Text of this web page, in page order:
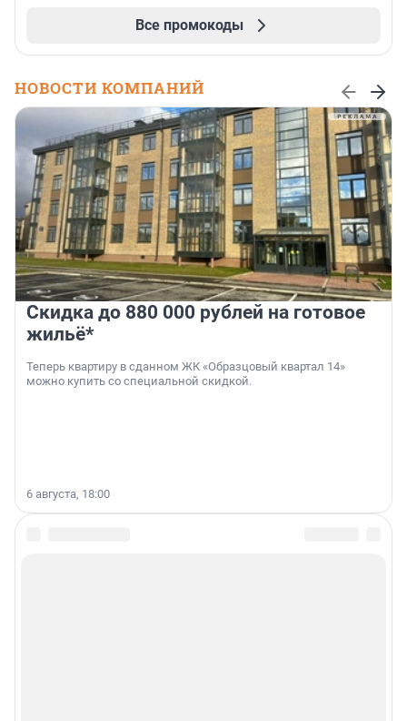
Все промокоды
НОВОСТИ КОМПАНИЙ
Скидка до 880 000 рублей на готовое
жильё*
Теперь квартиру в сданном ЖК «Образцовый квартал 14»
можно купить со специальной скидкой.
6 августа, 18:00